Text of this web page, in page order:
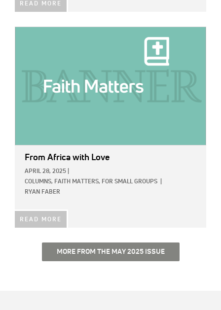
READ MORE
From Africa with Love
APRIL 28, 2025
COLUMNS, FAITH MATTERS, FOR SMALL GROUPS
RYAN FABER
READ MORE
MORE FROM THE MAY 2025 ISSUE